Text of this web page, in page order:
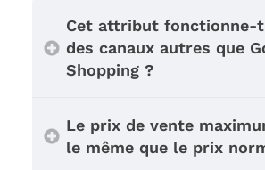
Cet attribut fonctionne-
des canaux autres que
Shopping ?
Le prix de vente
le même que le prix